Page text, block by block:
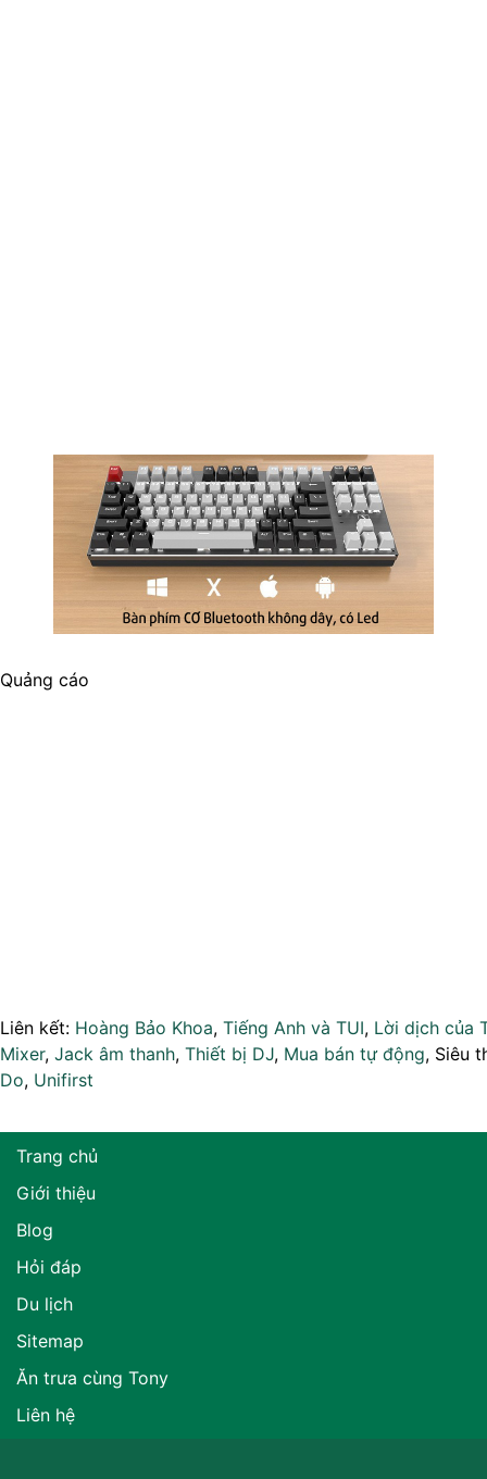
Quảng cáo
Liên kết: Hoàng Bảo Khoa, Tiếng Anh và TUI, Lời dịch của
Mixer, Jack âm thanh, Thiết bị DJ, Mua bán tự động, Siêu
Do, Unifirst
Trang chủ
Giới thiệu
Blog
Hỏi đáp
Du lịch
Sitemap
Ăn trưa cùng Tony
Liên hệ